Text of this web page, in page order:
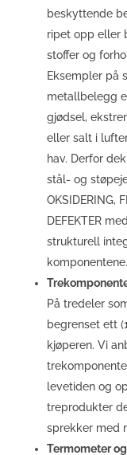
beskyttende
ripet opp eller
stoffer og
Eksempler på
metallbelegg
gjødsel,
eller salt i
hav. Derfor
stål- og
OKSIDERING,
DEFEKTER
strukturell
komponentene.
På tredeler
begrenset ett
kjøperen. Vi
levetiden og
treprodukter
sprekker med
Termometer